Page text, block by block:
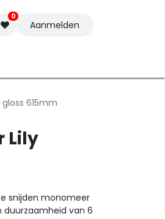
0
Aanmelden
615mm
Lily
snijden monomeer
van 6